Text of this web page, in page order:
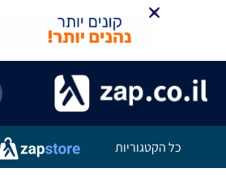
כל הקטגוריות